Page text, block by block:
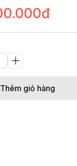
Thêm giỏ hàng